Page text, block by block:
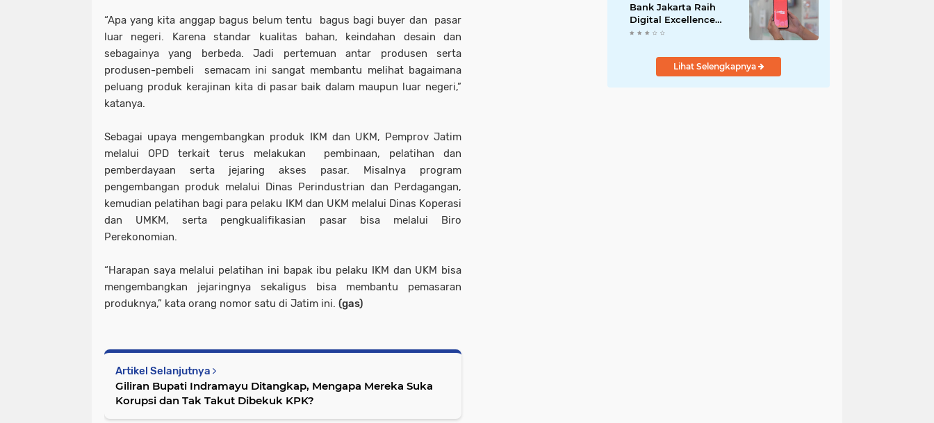
“Apa yang kita anggap bagus belum tentu bagus bagi buyer dan pasar
luar negeri. Karena standar kualitas bahan, keindahan desain dan
sebagainya yang berbeda. Jadi pertemuan antar produsen serta
produsen-pembeli semacam ini sangat membantu melihat bagaimana
peluang produk kerajinan kita di pasar baik dalam maupun luar negeri,”
katanya.
Sebagai upaya mengembangkan produk IKM dan UKM, Pemprov Jatim
melalui OPD terkait terus melakukan pembinaan, pelatihan dan
pemberdayaan serta jejaring akses pasar. Misalnya program
pengembangan produk melalui Dinas Perindustrian dan Perdagangan,
kemudian pelatihan bagi para pelaku IKM dan UKM melalui Dinas Koperasi
dan UMKM, serta pengkualifikasian pasar bisa melalui Biro
Perekonomian.
“Harapan saya melalui pelatihan ini bapak ibu pelaku IKM dan UKM bisa
mengembangkan jejaringnya sekaligus bisa membantu pemasaran
produknya,” kata orang nomor satu di Jatim ini. (gas)
Artikel Selanjutnya
Giliran Bupati Indramayu Ditangkap, Mengapa Mereka Suka
Korupsi dan Tak Takut Dibekuk KPK?
Bank Jakarta Raih
Digital Excellence
Awards 2026
Lihat Selengkapnya